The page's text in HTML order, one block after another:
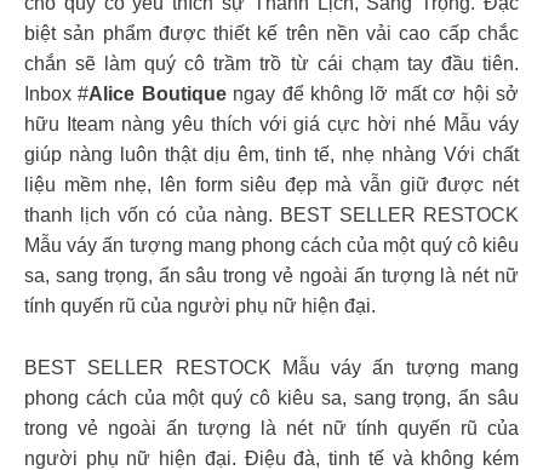
biệt sản phẩm được thiết kế trên nền vải cao cấp chắc
chắn sẽ làm quý cô trầm trồ từ cái chạm tay đầu tiên.
Inbox #Alice Boutiquengay để không lỡ mất cơ hội sở
hữu Iteam nàng yêu thích với giá cực hời nhé Mẫu váy
giúp nàng luôn thật dịu êm, tinh tế, nhẹ nhàng Với chất
liệu mềm nhẹ, lên form siêu đẹp mà vẫn giữ được nét
thanh lịch vốn có của nàng. BEST SELLER RESTOCK
Mẫu váy ấn tượng mang phong cách của một quý cô kiêu
sa, sang trọng, ẩn sâu trong vẻ ngoài ấn tượng là nét nữ
tính quyến rũ của người phụ nữ hiện đại.
BEST SELLER RESTOCK Mẫu váy ấn tượng mang
phong cách của một quý cô kiêu sa, sang trọng, ẩn sâu
trong vẻ ngoài ấn tượng là nét nữ tính quyến rũ của
người phụ nữ hiện đại. Điệu đà, tinh tế và không kém